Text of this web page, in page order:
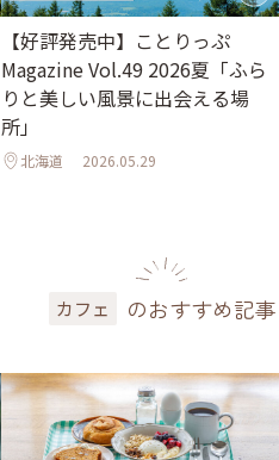
【好評発売中】ことりっぷ
Magazine Vol.49 2026夏「ふら
りと美しい風景に出会える場
所」
北海道 2026.05.29
カフェ のおすすめ記事